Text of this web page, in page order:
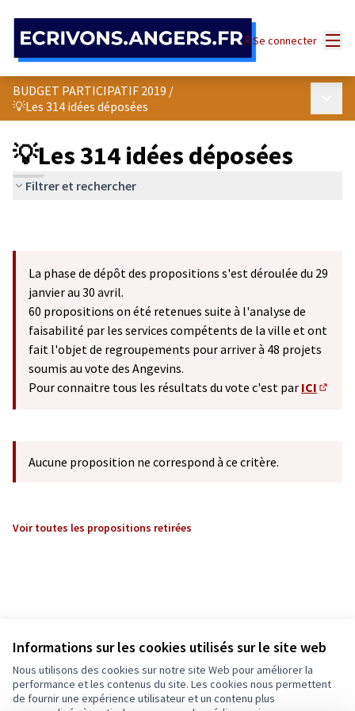
Informations sur les cookies utilisés sur le site web
Nous utilisons des cookies sur notre site Web pour améliorer la
performance et les contenus du site. Les cookies nous permettent
de fournir une expérience utilisateur et un contenu plus
Se connecter
BUDGET PARTICIPATIF 2019 /
💡Les 314 idées déposées
💡Les 314 idées déposées
Filtrer et rechercher
La phase de dépôt des propositions s'est déroulée du 29
janvier au 30 avril.
60 propositions on été retenues suite à l'analyse de
faisabilité par les services compétents de la ville et ont
fait l'objet de regroupements pour arriver à 48 projets
soumis au vote des Angevins.
Pour connaitre tous les résultats du vote c'est par ICI
Aucune proposition ne correspond à ce critère.
Voir toutes les propositions retirées